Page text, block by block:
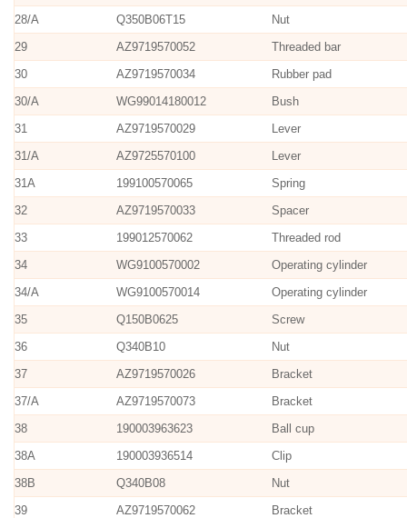
28/A
Q350B06T15
Nut
29
AZ9719570052
Threaded bar
30
AZ9719570034
Rubber pad
30/A
WG99014180012
Bush
31
AZ9719570029
Lever
31/A
AZ9725570100
Lever
31A
199100570065
Spring
32
AZ9719570033
Spacer
33
199012570062
Threaded rod
34
WG9100570002
Operating cylinder
34/A
WG9100570014
Operating cylinder
35
Q150B0625
Screw
36
Q340B10
Nut
37
AZ9719570026
Bracket
37/A
AZ9719570073
Bracket
38
190003963623
Ball cup
38A
190003936514
Clip
38B
Q340B08
Nut
39
AZ9719570062
Bracket